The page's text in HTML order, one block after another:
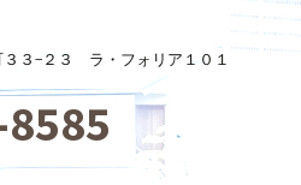
３３−２３ ラ・フォリア１０１